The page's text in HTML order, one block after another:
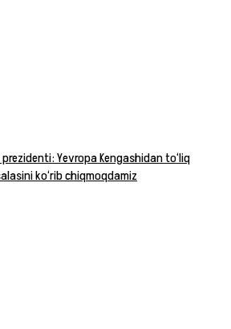
Yevropa Kengashidan to‘liq
ko‘rib chiqmoqdamiz